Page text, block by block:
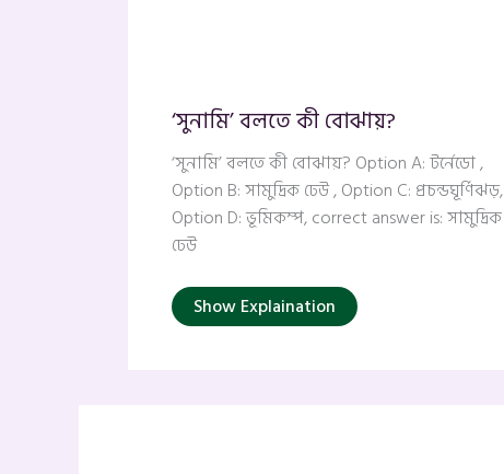
‘সুনামি’ বলতে কী বোঝায়?
‘সুনামি’ বলতে কী বোঝায়? Option A: টর্নেডো ,
Option B: সামুদ্রিক ঢেউ , Option C: প্রচন্ডঘূর্ণিঝড়,
Option D: ভূমিকম্প, correct answer is: সামুদ্রিক
ঢেউ
Show Explaination